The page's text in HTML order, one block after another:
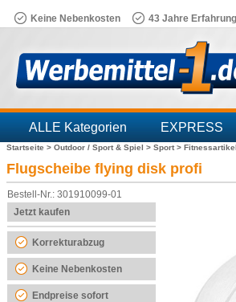
Keine Nebenkosten 43 Jahre Erfahrung
ALLE Kategorien EXPRESS
Branchen
Startseite > Outdoor / Sport & Spiel > Sport >
Flugscheibe flying disk profi
Bestell-Nr.: 301910099-01
Jetzt kaufen
Korrekturabzug
Keine Nebenkosten
Endpreise sofort